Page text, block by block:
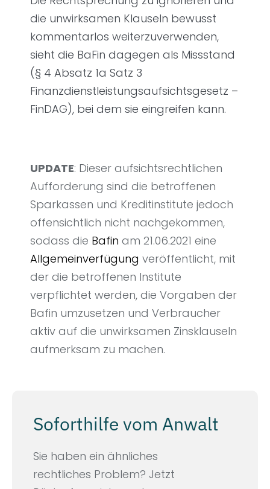
die unwirksamen Klauseln bewusst
kommentarlos weiterzuverwenden,
sieht die BaFin dagegen als Missstand
(§ 4 Absatz 1a Satz 3
Finanzdienstleistungsaufsichtsgesetz –
FinDAG), bei dem sie eingreifen kann.
UPDATE: Dieser aufsichtsrechtlichen
Aufforderung sind die betroffenen
Sparkassen und Kreditinstitute jedoch
offensichtlich nicht nachgekommen,
sodass die Bafin am 21.06.2021 eine
Allgemeinverfügung veröffentlicht, mit
der die betroffenen Institute
verpflichtet werden, die Vorgaben der
Bafin umzusetzen und Verbraucher
aktiv auf die unwirksamen Zinsklauseln
aufmerksam zu machen.
Soforthilfe vom Anwalt
Sie haben ein ähnliches
rechtliches Problem? Jetzt